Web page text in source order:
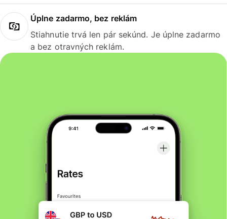
Úplne zadarmo, bez reklám
Stiahnutie trvá len pár sekúnd. Je úplne zadarmo
a bez otravných reklám.